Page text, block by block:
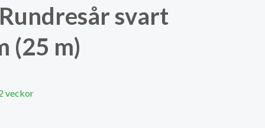
svart
(25 m)
veckor